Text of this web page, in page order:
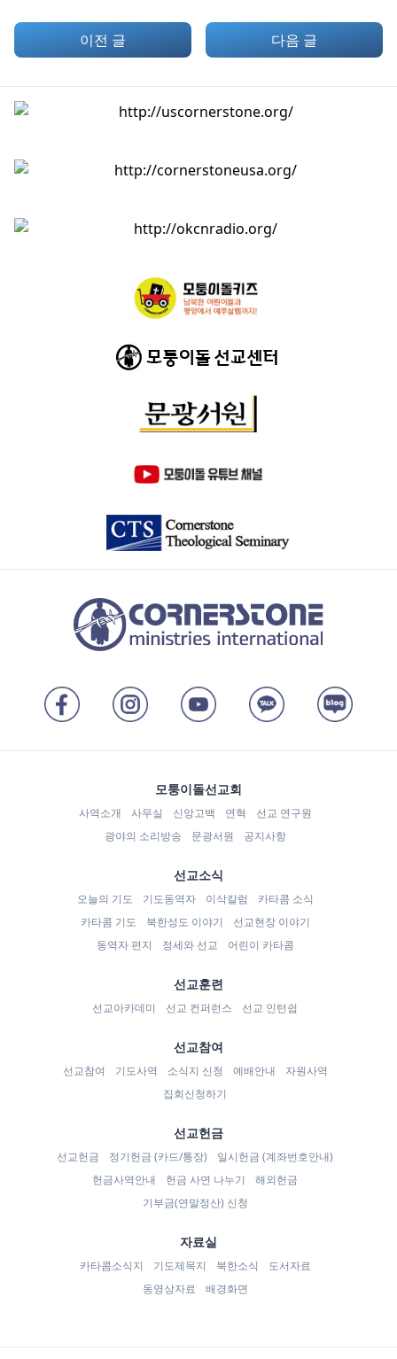
이전 글 다음 글
모퉁이돌선교회
사역소개 사무실 신앙고백 연혁
선교 연구원
광야의 소리방송
문광서원 공지사항
선교소식
오늘의 기도 기도동역자 이삭칼럼
카타콤 소식
카타콤 기도
북한성도 이야기
선교현장 이야기
동역자 편지
정세와 선교 어린이 카타콤
선교훈련
선교아카데미 선교 컨퍼런스 선교 인턴쉽
선교참여
선교참여 기도사역 소식지 신청 예배안내
자원사역
집회신청하기
선교헌금
선교헌금 정기헌금 (카드/통장)
일시헌금 (계좌번호안내)
헌금사역안내
헌금 사연 나누기
해외헌금
기부금(연말정산) 신청
자료실
카타콤소식지 기도제목지 북한소식
도서자료
동영상자료
배경화면